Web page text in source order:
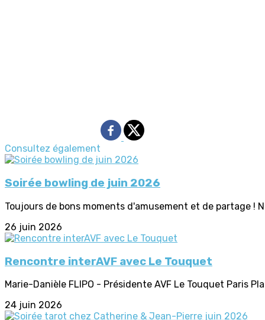
Consultez également
Soirée bowling de juin 2026
Toujours de bons moments d'amusement et de partage !
26 juin 2026
Rencontre interAVF avec Le Touquet
Marie-Danièle FLIPO - Présidente AVF Le Touquet Paris
24 juin 2026